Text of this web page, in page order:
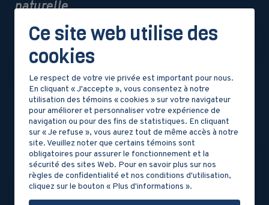
naturelle
Maison sur pilotis
DOCUMENT 7
Déforestation
Ce site web utilise des
cookies
Le respect de votre vie privée est important pour nous.
En cliquant « J'accepte », vous consentez à notre
utilisation des témoins « cookies » sur votre navigateur
pour améliorer et personnaliser votre expérience de
navigation ou pour des fins de statistiques. En cliquant
sur « Je refuse », vous aurez tout de même accès à notre
site. Veuillez noter que certains témoins sont
obligatoires pour assurer le fonctionnement et la
sécurité des sites Web. Pour en savoir plus sur nos
règles de confidentialité et nos conditions d'utilisation,
cliquez sur le bouton « Plus d'informations ».